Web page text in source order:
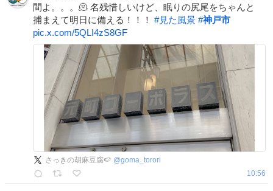
間よ。。。🫠 名残惜しいけど、眠りの尻尾をちゃんと
捕まえて明日に備える！！！ #見た風景 #神戸市
pic.x.com/5QLI4zS8GF
さっきの胡麻豆腐🍉 @goma_torori
10:56